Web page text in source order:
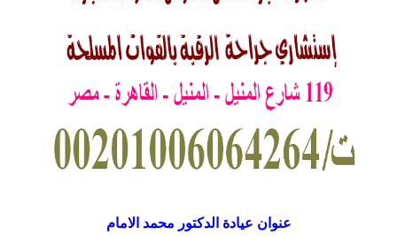
عنوان عيادة الدكتور محمد الامام